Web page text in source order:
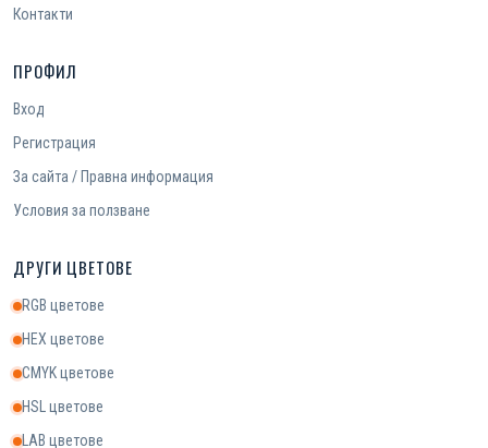
Контакти
ПРОФИЛ
Вход
Регистрация
За сайта / Правна информация
Условия за ползване
ДРУГИ ЦВЕТОВЕ
RGB цветове
HEX цветове
CMYK цветове
HSL цветове
LAB цветове